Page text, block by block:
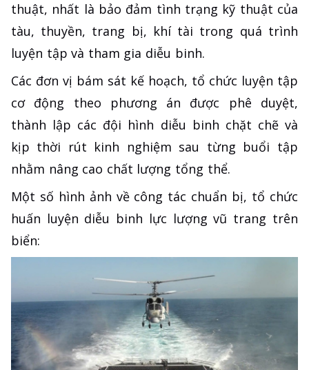
thuật, nhất là bảo đảm tình trạng kỹ thuật của
tàu, thuyền, trang bị, khí tài trong quá trình
luyện tập và tham gia diễu binh.
Các đơn vị bám sát kế hoạch, tổ chức luyện tập
cơ động theo phương án được phê duyệt,
thành lập các đội hình diễu binh chặt chẽ và
kịp thời rút kinh nghiệm sau từng buổi tập
nhằm nâng cao chất lượng tổng thể.
Một số hình ảnh về công tác chuẩn bị, tổ chức
huấn luyện diễu binh lực lượng vũ trang trên
biển: